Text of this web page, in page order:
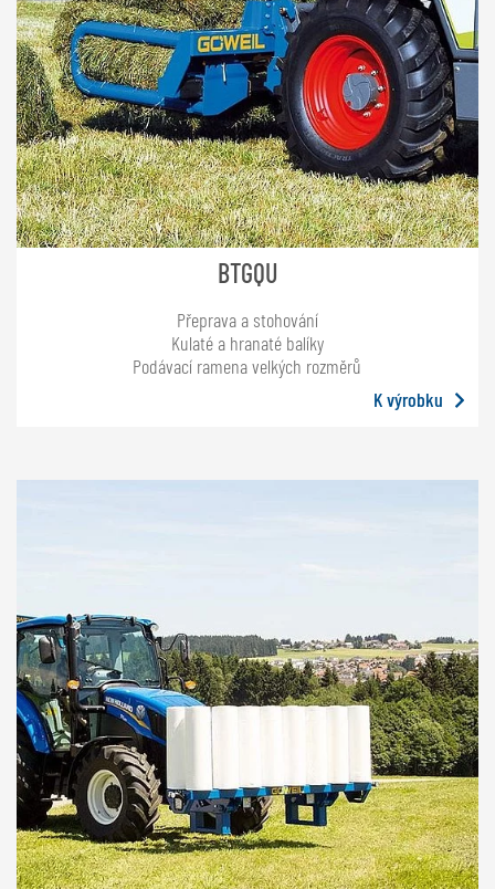
BTGQU
Přeprava a stohování
Kulaté a hranaté balíky
Podávací ramena velkých rozměrů
K výrobku